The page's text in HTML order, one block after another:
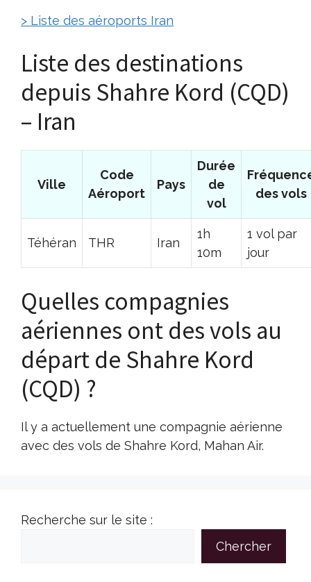
> Liste des aéroports Iran
Liste des destinations
depuis Shahre Kord (CQD)
– Iran
Ville
Code
Aéroport
Pays
Durée
de
vol
des vols
Téhéran THR Iran
1h
10m
1 vol par
jour
Quelles compagnies
aériennes ont des vols au
départ de Shahre Kord
(CQD) ?
Il y a actuellement une compagnie aérienne
avec des vols de Shahre Kord, Mahan Air.
Recherche sur le site :
Chercher